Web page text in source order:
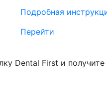
Подробная
Перейти
Dental First и